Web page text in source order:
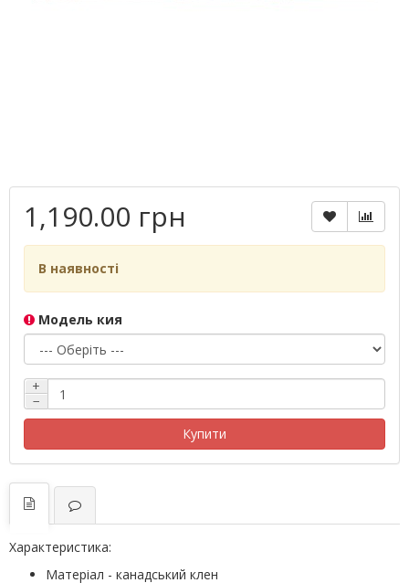
1,190.00 грн
В наявності
Модель кия
+
−
Купити
Характеристика:
Матеріал - канадський клен